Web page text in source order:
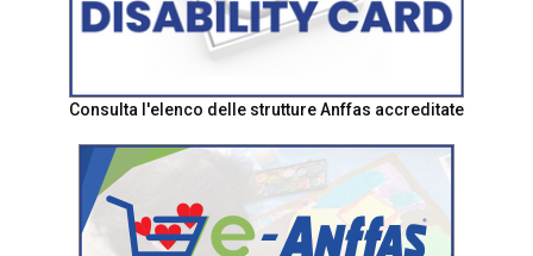
Consulta l'elenco delle strutture Anffas accreditate